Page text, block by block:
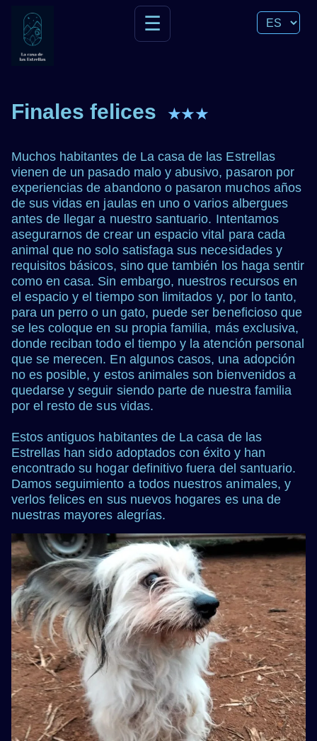
☰
Finales felices ★★★
Muchos habitantes de La casa de las Estrellas
vienen de un pasado malo y abusivo, pasaron por
experiencias de abandono o pasaron muchos años
de sus vidas en jaulas en uno o varios albergues
antes de llegar a nuestro santuario. Intentamos
asegurarnos de crear un espacio vital para cada
animal que no solo satisfaga sus necesidades y
requisitos básicos, sino que también los haga sentir
como en casa. Sin embargo, nuestros recursos en
el espacio y el tiempo son limitados y, por lo tanto,
para un perro o un gato, puede ser beneficioso que
se les coloque en su propia familia, más exclusiva,
donde reciban todo el tiempo y la atención personal
que se merecen. En algunos casos, una adopción
no es posible, y estos animales son bienvenidos a
quedarse y seguir siendo parte de nuestra familia
por el resto de sus vidas.
Estos antiguos habitantes de La casa de las
Estrellas han sido adoptados con éxito y han
encontrado su hogar definitivo fuera del santuario.
Damos seguimiento a todos nuestros animales, y
verlos felices en sus nuevos hogares es una de
nuestras mayores alegrías.